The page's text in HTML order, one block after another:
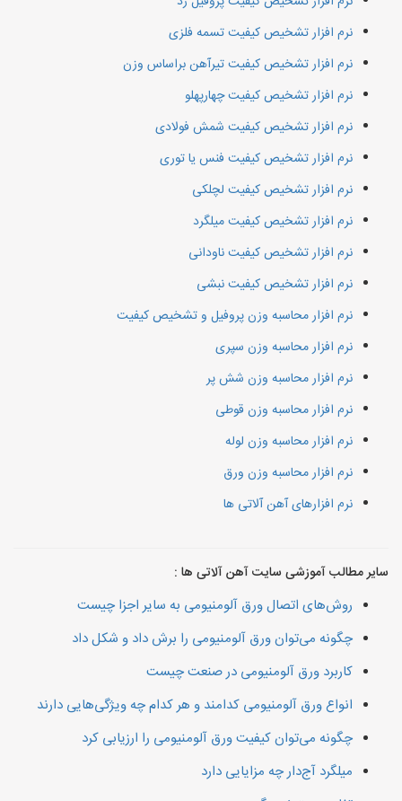
نرم افزار تشخیص کیفیت تسمه فلزی
نرم افزار تشخیص کیفیت تیرآهن براساس وزن
نرم افزار تشخیص کیفیت چهارپهلو
نرم افزار تشخیص کیفیت شمش فولادی
نرم افزار تشخیص کیفیت فنس یا توری
نرم افزار تشخیص کیفیت لچلکی
نرم افزار تشخیص کیفیت میلگرد
نرم افزار تشخیص کیفیت ناودانی
نرم افزار تشخیص کیفیت نبشی
نرم افزار محاسبه وزن پروفیل و تشخیص کیفیت
نرم افزار محاسبه وزن سپری
نرم افزار محاسبه وزن شش پر
نرم افزار محاسبه وزن قوطی
نرم افزار محاسبه وزن لوله
نرم افزار محاسبه وزن ورق
نرم افزارهای آهن آلاتی ها
سایر مطالب آموزشی سایت آهن آلاتی ها :
روش‌های اتصال ورق آلومنیومی به سایر اجزا چیست
چگونه می‌توان ورق آلومنیومی را برش داد و شکل داد
کاربرد ورق آلومنیومی در صنعت چیست
انواع ورق آلومنیومی کدامند و هر کدام چه ویژگی‌هایی دارند
چگونه می‌توان کیفیت ورق آلومنیومی را ارزیابی کرد
میلگرد آج‌دار چه مزایایی دارد